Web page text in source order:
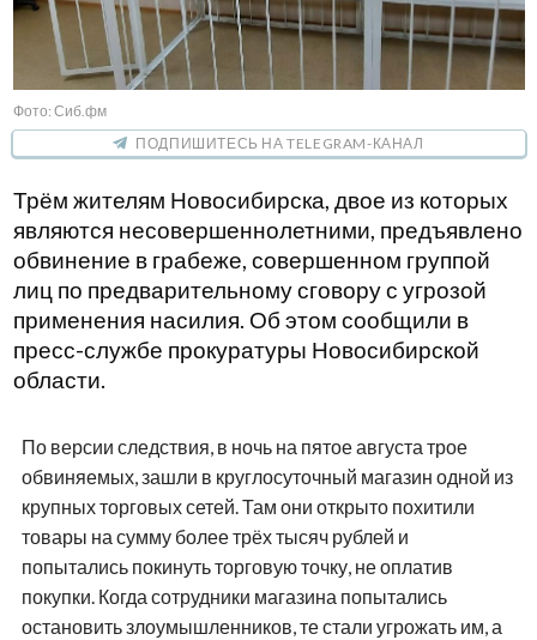
Фото: Сиб.фм
ПОДПИШИТЕСЬ НА TELEGRAM-КАНАЛ
Трём жителям Новосибирска, двое из которых
являются несовершеннолетними, предъявлено
обвинение в грабеже, совершенном группой
лиц по предварительному сговору с угрозой
применения насилия. Об этом сообщили в
пресс-службе прокуратуры Новосибирской
области.
По версии следствия, в ночь на пятое августа трое
обвиняемых, зашли в круглосуточный магазин одной из
крупных торговых сетей. Там они открыто похитили
товары на сумму более трёх тысяч рублей и
попытались покинуть торговую точку, не оплатив
покупки. Когда сотрудники магазина попытались
остановить злоумышленников, те стали угрожать им, а